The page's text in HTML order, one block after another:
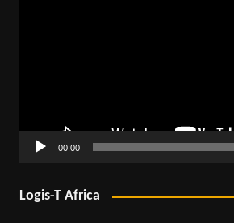
00:00
Logis-T Africa